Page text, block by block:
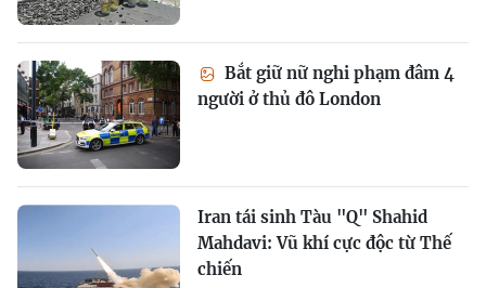
Bắt giữ nữ nghi phạm đâm 4
người ở thủ đô London
Iran tái sinh Tàu "Q" Shahid
Mahdavi: Vũ khí cực độc từ Thế
chiến